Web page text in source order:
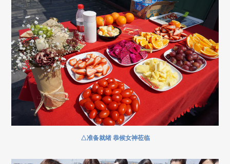
△准备就绪 恭候女神莅临